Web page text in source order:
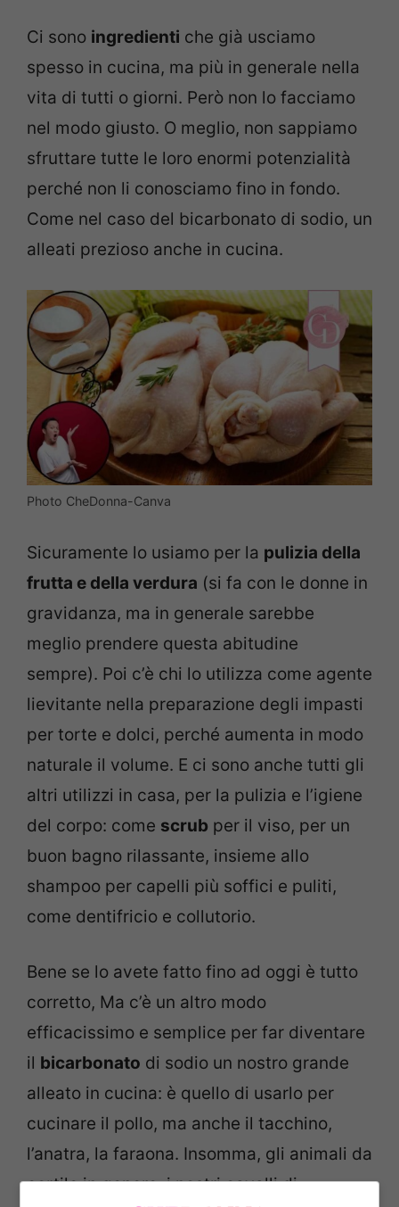
Ci sono ingredienti che già usciamo
spesso in cucina, ma più in generale nella
vita di tutti o giorni. Però non lo facciamo
nel modo giusto. O meglio, non sappiamo
sfruttare tutte le loro enormi potenzialità
perché non li conosciamo fino in fondo.
Come nel caso del bicarbonato di sodio, un
alleati prezioso anche in cucina.
Photo CheDonna-Canva
Sicuramente lo usiamo per la pulizia della
frutta e della verdura (si fa con le donne in
gravidanza, ma in generale sarebbe
meglio prendere questa abitudine
sempre). Poi c’è chi lo utilizza come agente
lievitante nella preparazione degli impasti
per torte e dolci, perché aumenta in modo
naturale il volume. E ci sono anche tutti gli
altri utilizzi in casa, per la pulizia e l’igiene
del corpo: come scrub per il viso, per un
buon bagno rilassante, insieme allo
shampoo per capelli più soffici e puliti,
come dentifricio e collutorio.
Bene se lo avete fatto fino ad oggi è tutto
corretto, Ma c’è un altro modo
efficacissimo e semplice per far diventare
il bicarbonato di sodio un nostro grande
alleato in cucina: è quello di usarlo per
cucinare il pollo, ma anche il tacchino,
l’anatra, la faraona. Insomma, gli animali da
cortile in genere, i nostri cavalli di